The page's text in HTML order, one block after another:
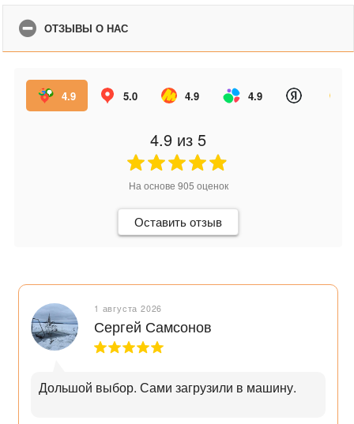
ОТЗЫВЫ О НАС
4.9 5.0 4.9 4.9
4.9 из 5
На основе 905 оценок
Оставить отзыв
1 августа 2026
Сергей Самсонов
Дольшой выбор. Сами загрузили в машину.